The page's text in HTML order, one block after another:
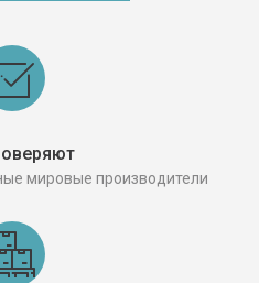
мировые производители